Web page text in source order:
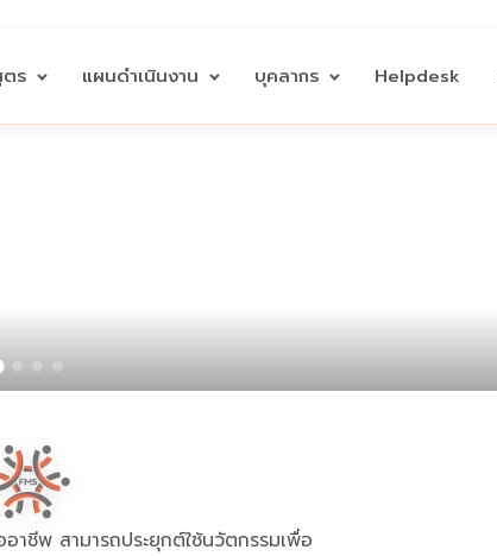
ร แผนดำเนินงาน บุคลากร Helpdesk
ชีพ สามารถประยุกต์ใช้นวัตกรรมเพื่อ